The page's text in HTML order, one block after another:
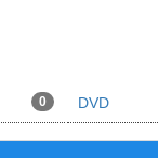
0 DVD